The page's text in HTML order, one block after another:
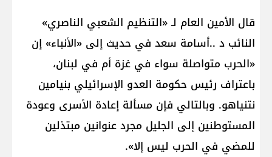
قال الأمين العام لـ «التنظيم الشعبي الناصري»
النائب د ..أسامة سعد في حديث إلى «الأنباء» إن
«الحرب متواصلة سواء في غزة أم في لبنان،
باعتراف رئيس حكومة العدو الإسرائيلي بنيامين
نتنياهو. وبالتالي فإن مسألة إعادة الأسرى وعودة
المستوطنين إلى الجليل مجرد عنوانين مبتذلين
للمضي في الحرب ليس إلا».